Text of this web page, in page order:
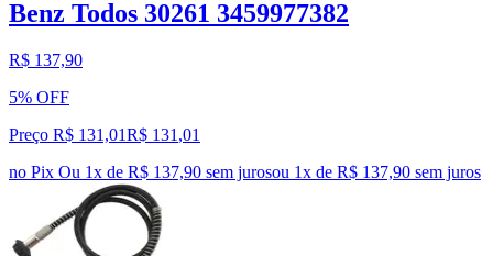
Benz Todos 30261 3459977382
R$ 137,90
5% OFF
Preço R$ 131,01R$ 131 ,01
no Pix Ou 1x de R$ 137,90 sem jurosou 1x de R$ 137,90 sem juros